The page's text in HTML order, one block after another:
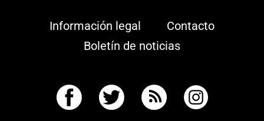
Información legal
Contacto
Boletín de noticias